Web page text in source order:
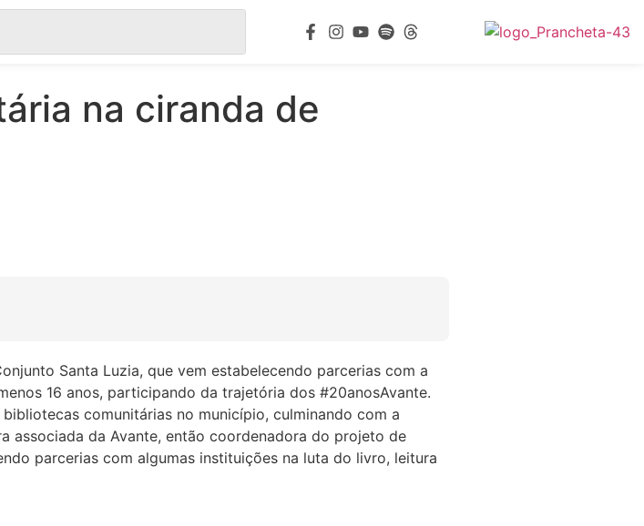
na ciranda de
Santa Luzia, que vem estabelecendo parcerias com a
16 anos, participando da trajetória dos #20anosAvante.
comunitárias no município, culminando com a
associada da Avante, então coordenadora do projeto de
parcerias com algumas instituições na luta do livro, leitura